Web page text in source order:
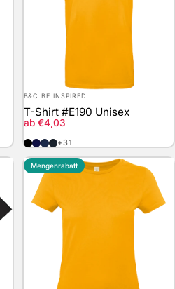
Anbieter:
B&C BE INSPIRED
T-Shirt #E190 Unisex
Verkaufspreis
ab €4,03
Black
Navy Blue
Navy
Used Black
+31
Mengenrabatt